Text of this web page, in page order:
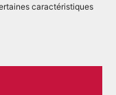
caractéristiques